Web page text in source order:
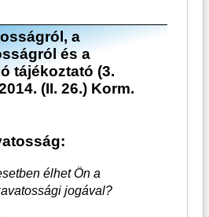
a
és a
tájékoztató (3.
(II. 26.) Korm.
élhet Ön a
jogával?